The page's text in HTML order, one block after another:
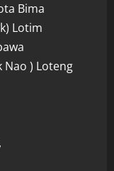
Bima
Lotim
Nao ) Loteng